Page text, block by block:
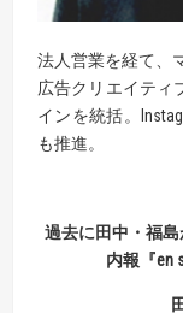
法人営業を経て、
広告クリエイティ
インを統括。
も推進。
過去に田中・福島
内報 『en